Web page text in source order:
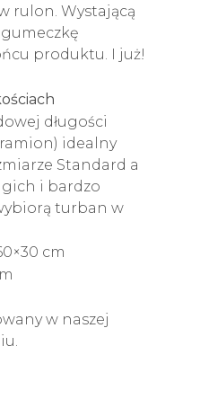
rulon. Wystającą
gumeczkę
produktu. I już!
długości
idealny
Standard a
i bardzo
turban w
cm
w naszej